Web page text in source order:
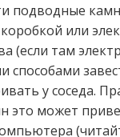
подводные
или
(если там
способами
у соседа.
это может